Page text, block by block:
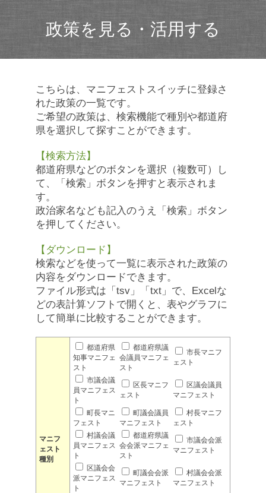
政策を見る・活用する
こちらは、マニフェストスイッチに登録さ
れた政策の一覧です。
ご希望の政策は、検索機能で種別や都道府
県を選択して探すことができます。
【検索方法】
都道府県などのボタンを選択（複数可）し
て、「検索」ボタンを押すと表示されま
す。
政治家名なども記入のうえ「検索」ボタン
を押してください。
【ダウンロード】
検索などを使って一覧に表示された政策の
内容をダウンロードできます。
ファイル形式は「tsv」「txt」で、Excelな
どの表計算ソフトで開くと、表やグラフに
して簡単に比較することができます。
マニフ
ェスト
種別
都道府県
知事マニフェ
スト
都道府県議
会議員マニフェ
スト
市長マニフ
ェスト
市議会議
員マニフェス
ト
区長マニフ
ェスト
区議会議員
マニフェスト
町長マニ
フェスト
町議会議員
マニフェスト
村長マニフ
ェスト
村議会議
員マニフェス
ト
都道府県議
会会派マニフェ
スト
市議会会派
マニフェスト
区議会会
派マニフェス
ト
町議会会派
マニフェスト
村議会会派
マニフェスト